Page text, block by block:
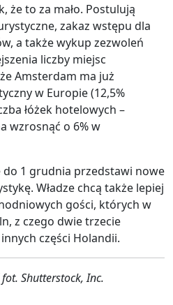
że to za mało. Postulują
zakaz wstępu dla
a także wykup zezwoleń
liczby miejsc
Amsterdam ma już
w Europie (12,5%
łóżek hotelowych –
wzrosnąć o 6% w
do 1 grudnia przedstawi nowe
Władze chcą także lepiej
gości, których w
z czego dwie trzecie
części Holandii.
Shutterstock, Inc.